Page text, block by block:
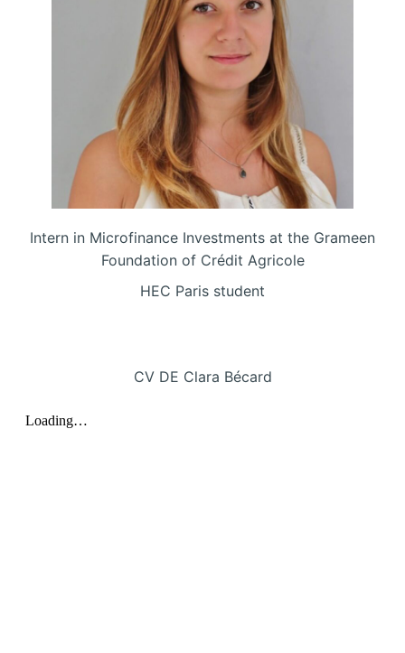
Intern in Microfinance Investments at the Grameen
Foundation of Crédit Agricole
HEC Paris student
CV DE Clara Bécard